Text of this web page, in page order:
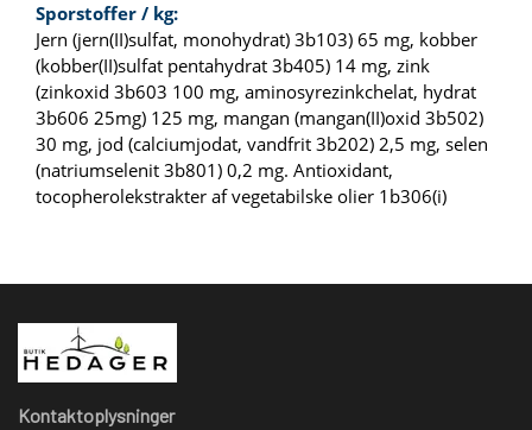
Sporstoffer / kg:
Jern (jern(II)sulfat, monohydrat) 3b103) 65 mg, kobber
(kobber(II)sulfat pentahydrat 3b405) 14 mg, zink
(zinkoxid 3b603 100 mg, aminosyrezinkchelat, hydrat
3b606 25mg) 125 mg, mangan (mangan(II)oxid 3b502)
30 mg, jod (calciumjodat, vandfrit 3b202) 2,5 mg, selen
(natriumselenit 3b801) 0,2 mg. Antioxidant,
tocopherolekstrakter af vegetabilske olier 1b306(i)
Kontaktoplysninger